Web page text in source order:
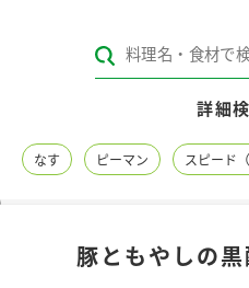
レシピカテゴリ一覧
レシピ名特集
商品情報
詳細
なす ピーマン スピード
豚ともやしの